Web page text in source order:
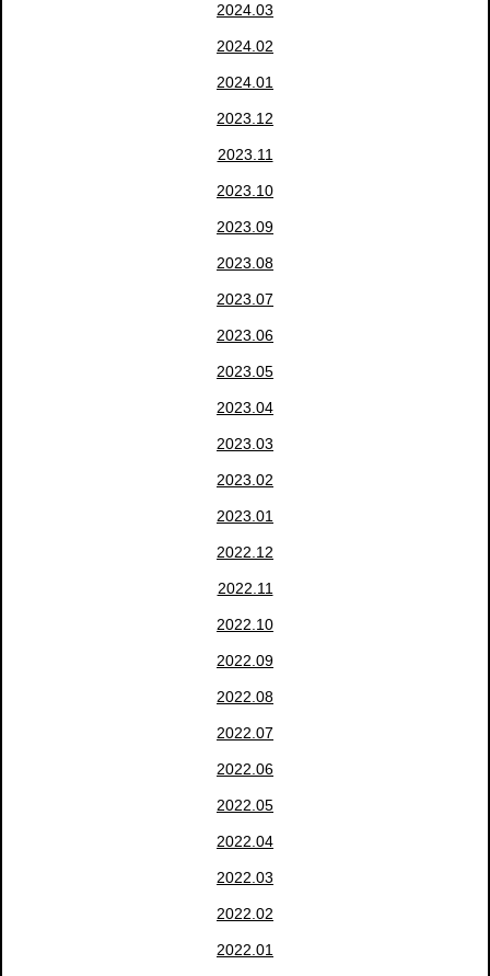
2024.03
2024.02
2024.01
2023.12
2023.11
2023.10
2023.09
2023.08
2023.07
2023.06
2023.05
2023.04
2023.03
2023.02
2023.01
2022.12
2022.11
2022.10
2022.09
2022.08
2022.07
2022.06
2022.05
2022.04
2022.03
2022.02
2022.01